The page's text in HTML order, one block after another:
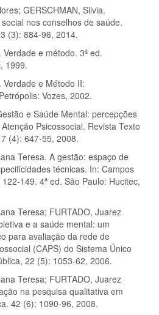
GERSCHMAN, Silvia.
nos conselhos de saúde.
(3): 884-96, 2014.
e método. 3ª ed.
1999.
Verdade e Método II:
Vozes, 2002.
e Saúde Mental: percepções
Psicossocial. Revista Texto
(4): 647-55, 2008.
Teresa. A gestão: espaço de
técnicas. In: Campos
149. 4ª ed. São Paulo: Hucitec,
Teresa; FURTADO, Juarez
e a saúde mental: um
para avaliação da rede de
(CAPS) do Sistema Único
22 (5): 1053-62, 2006.
Teresa; FURTADO, Juarez
na pesquisa qualitativa em
42 (6): 1090-96, 2008.